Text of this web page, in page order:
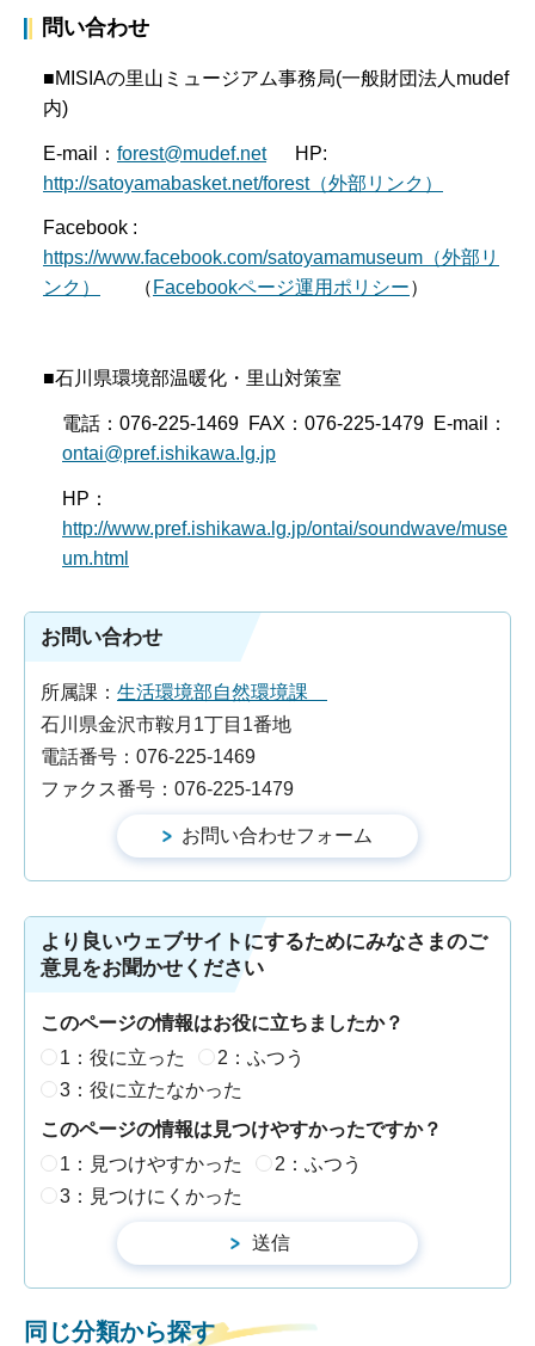
問い合わせ
■MISIAの里山ミュージアム事務局(一般財団法人mudef
内)
E-mail： forest@mudef.netHP:
http://satoyamabasket.net/forest（外部リンク）
Facebook :
https://www.facebook.com/satoyamamuseum（外部リ
ンク）
（ Facebookページ運用ポリシー）
■石川県環境部温暖化・里山対策室
電話：076-225-1469 FAX：076-225-1479 E-mail：
ontai@pref.ishikawa.lg.jp
HP：
http://www.pref.ishikawa.lg.jp/ontai/soundwave/muse
um.html
お問い合わせ
所属課： 生活環境部自然環境課
石川県金沢市鞍月1丁目1番地
電話番号：076-225-1469
ファクス番号：076-225-1479
より良いウェブサイトにするためにみなさまのご
意見をお聞かせください
このページの情報はお役に立ちましたか？
1：役に立った
2：ふつう
3：役に立たなかった
このページの情報は見つけやすかったですか？
1：見つけやすかった
2：ふつう
3：見つけにくかった
同じ分類から探す